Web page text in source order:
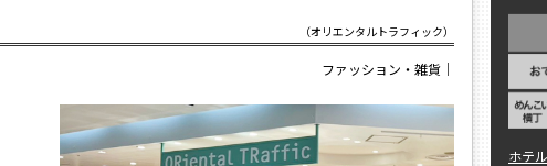
（オリエンタルトラフィック）
ファッション・雑貨
ホテ